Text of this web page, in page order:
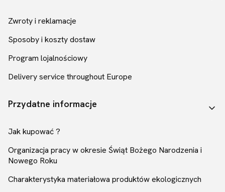
Zwroty i reklamacje
Sposoby i koszty dostaw
Program lojalnościowy
Delivery service throughout Europe
Przydatne informacje
Jak kupować ?
Organizacja pracy w okresie Świąt Bożego Narodzenia i
Nowego Roku
Charakterystyka materiałowa produktów ekologicznych